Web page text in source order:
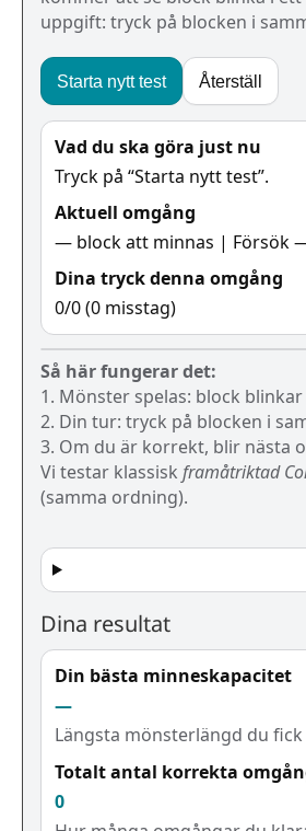
uppgift: tryck på blocken i
Starta nytt test Återställ
Vad du ska göra just nu
Tryck på “Starta nytt test”.
Aktuell omgång
— block att minnas | Försök
Dina tryck denna omgång
0/0(0 misstag)
Så här fungerar det:
1. Mönster spelas: block
2. Din tur: tryck på blocken i
3. Om du är korrekt, blir nästa
Vi testar klassisk framåtriktad
(samma ordning).
Dina resultat
Din bästa minneskapacitet
—
Längsta mönsterlängd du fick
Totalt antal korrekta
0